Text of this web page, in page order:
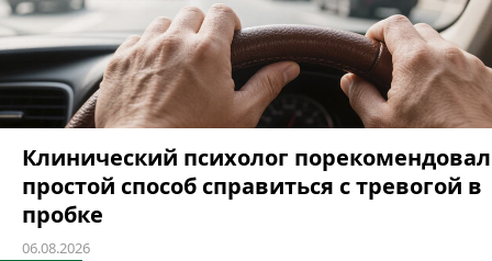
Клинический психолог порекомендовал
простой способ справиться с тревогой в
пробке
06.08.2026